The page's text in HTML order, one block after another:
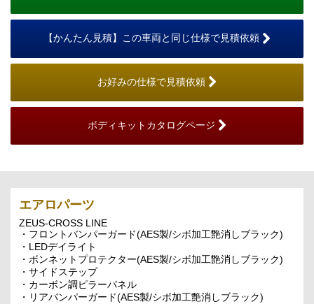
【かんたん見積】この車両と同じ仕様で見積依頼
お好みの仕様で見積依頼
ボディキットカタログページ
エアロパーツ
ZEUS-CROSS LINE
・フロントバンパーガード(AES製/シボ加工艶消しブラック)
・LEDデイライト
・ボンネットプロテクター(AES製/シボ加工艶消しブラック)
・サイドステップ
・カーボン調ピラーパネル
・リアバンパーガード(AES製/シボ加工艶消しブラック)